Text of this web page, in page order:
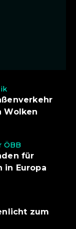
Wolken
ÖBB
für
in Europa
zum